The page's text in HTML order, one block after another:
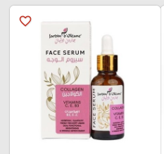
favorite_border